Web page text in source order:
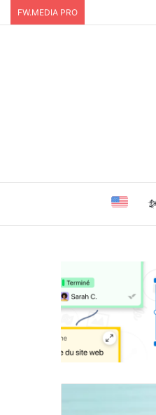
FW.MEDIA PRO